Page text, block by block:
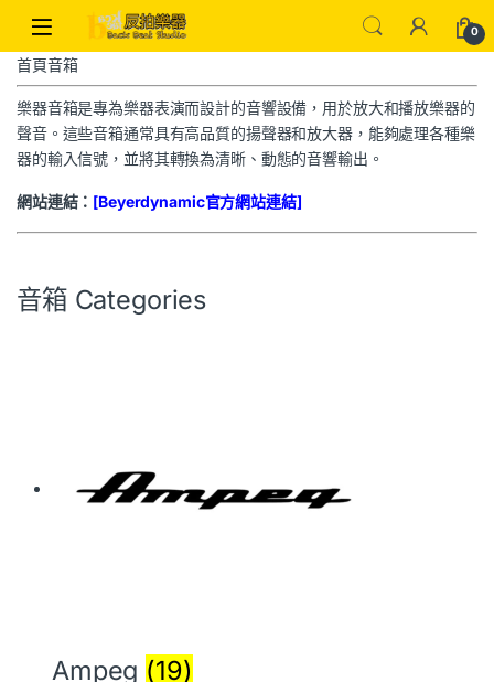
0
首頁音箱
樂器音箱是專為樂器表演而設計的音響設備，用於放大和播放樂器的
聲音。這些音箱通常具有高品質的揚聲器和放大器，能夠處理各種樂
器的輸入信號，並將其轉換為清晰、動態的音響輸出。
網站連結： [Beyerdynamic官方網站連結]
音箱 Categories
Ampeg (19)